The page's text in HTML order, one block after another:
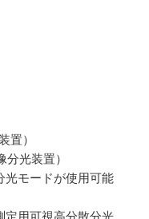
置）
分光装置）
モードが使用可能